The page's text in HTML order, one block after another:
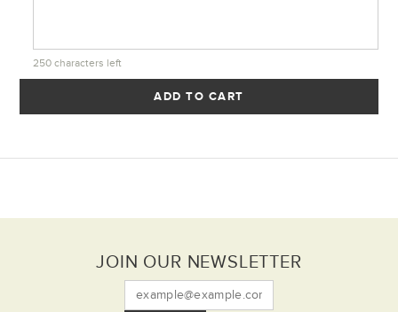
250 characters left
ADD TO CART
JOIN OUR NEWSLETTER